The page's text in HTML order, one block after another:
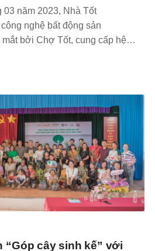
03 năm 2023, Nhà Tốt
nghệ bất động sản
bởi Chợ Tốt, cung cấp hệ
“Góp cây sinh kế” với